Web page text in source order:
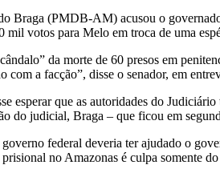
Braga (PMDB-AM) acusou o
mil votos para Melo em troca de uma
da morte de 60 presos em
com a facção”, disse o senador, em
esperar que as autoridades do
do judicial, Braga – que ficou em
federal deveria ter ajudado o
prisional no Amazonas é culpa somente